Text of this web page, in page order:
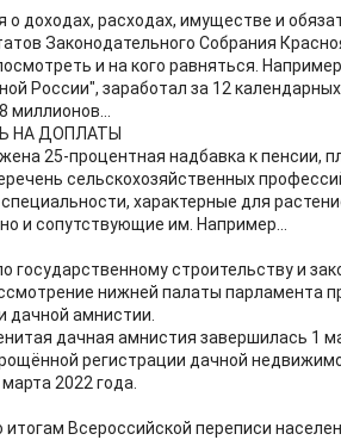
о доходах, расходах, имуществе и
Законодательного Собрания
и на кого равняться.
России", заработал за 12
НА ДОПЛАТЫ
25-процентная надбавка к пенсии,
сельскохозяйственных
характерные для
и сопутствующие им. Например...
государственному строительству и
нижней палаты парламента
дачной амнистии.
дачная амнистия завершилась 1
регистрации дачной
2022 года.
Всероссийской переписи